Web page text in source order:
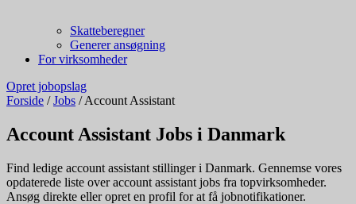
Skatteberegner
Generer ansøgning
For virksomheder
Opret jobopslag
Forside / Jobs / Account Assistant
Account Assistant Jobs i Danmark
Find ledige account assistant stillinger i Danmark. Gennemse vores
opdaterede liste over account assistant jobs fra topvirksomheder.
Ansøg direkte eller opret en profil for at få jobnotifikationer.